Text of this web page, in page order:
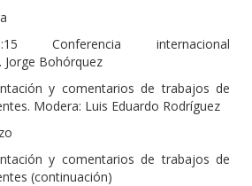
internacional
Jorge Bohórquez
y comentarios de trabajos de
Modera: Luis Eduardo Rodríguez
y comentarios de trabajos de
(continuación)